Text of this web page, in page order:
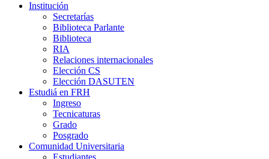
Institución
Secretarías
Biblioteca Parlante
Biblioteca
RIA
Relaciones internacionales
Elección CS
Elección DASUTEN
Estudiá en FRH
Ingreso
Tecnicaturas
Grado
Posgrado
Comunidad Universitaria
Estudiantes